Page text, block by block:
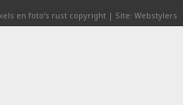
en foto’s rust copyright | Site: Webstylers